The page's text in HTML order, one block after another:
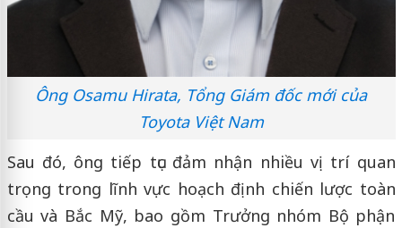
Ông Osamu Hirata, Tổng Giám đốc mới của
Toyota Việt Nam
Sau đó, ông tiếp tục đảm nhận nhiều vị trí quan
trọng trong lĩnh vực hoạch định chiến lược toàn
cầu và Bắc Mỹ, bao gồm Trưởng nhóm Bộ phận